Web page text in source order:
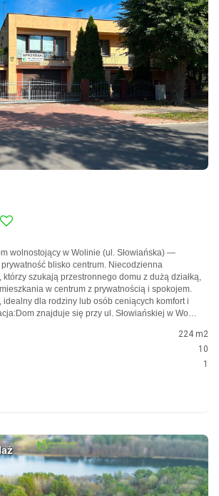
wolnostojący w Wolinie (ul. Słowiańska) —
blisko centrum. Niecodzienna
szukają przestronnego domu z dużą działką,
w centrum z prywatnością i spokojem.
idealny dla rodziny lub osób ceniących komfort i
znajduje się przy ul. Słowiańskiej w Wo…
224 m2
10
1